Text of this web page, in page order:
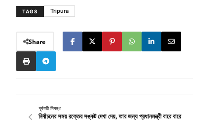
TAGS Tripura
Share
পূর্ববর্তী নিবন্ধ
নির্বাচনের সময় রক্তের সঙ্কট দেখা দেয়, তার জন্য প্রধানমন্ত্রী বারে বারে